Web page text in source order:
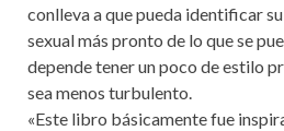
conlleva a que pueda identificar
sexual más pronto de lo que se
depende tener un poco de estilo
sea menos turbulento.
«Este libro básicamente fue